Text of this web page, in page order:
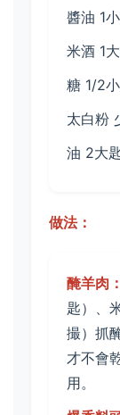
醬油 1
米酒 1
糖 1/2
太白粉
油 2大
做法：
醃羊肉：
匙）、
撮）抓
才不會
用。